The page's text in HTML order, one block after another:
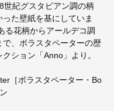
世紀グスタビアン調の柄
た壁紙を基にしていま
る花柄からアールデコ調
、ボラスタペーターの歴
ション「Anno」より。
［ボラスタペーター・Bo